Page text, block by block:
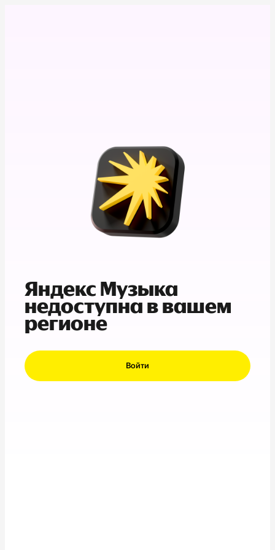
Яндекс Музыка
недоступна в вашем
регионе
Войти